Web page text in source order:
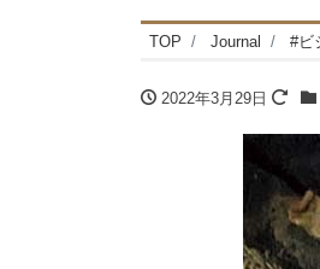
TOP Journal #ビ
2022年3月29日